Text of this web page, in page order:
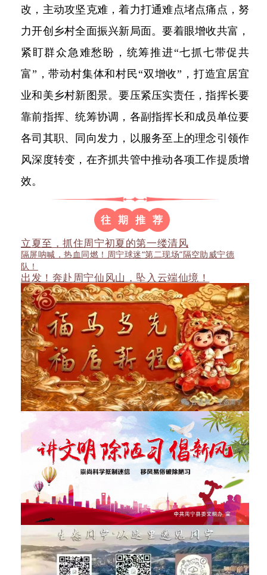
改，主动攻坚克难，着力打通难点堵点痛点，努
力开创乡村全面振兴新局面。要着眼增收共富，
紧盯群众急难愁盼，统筹推进“七抓七带促共
富”，带动村集体和村民“双增收”，打造宜居宜
业和美乡村新图景。要压紧压实责任，指挥长要
靠前指挥、统筹协调，各副指挥长和成员单位要
各司其职、同向发力，以服务至上的理念引领作
风深度转变，在齐抓共管中推动各项工作提质增
效。
往 期 推 荐
立夏至，抓住周宁初夏的第一缕清风
隔屏呐喊，热血同燃！周宁球迷“第二现场”隔空助威宁德
队！
出发！奔赴周宁仙风山，坠入云端仙境！